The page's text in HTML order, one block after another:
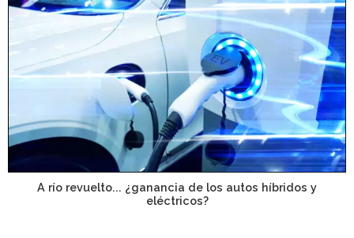
A río revuelto... ¿ganancia de los autos híbridos y
eléctricos?